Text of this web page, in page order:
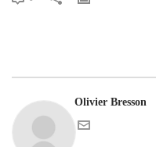
Olivier Bresson